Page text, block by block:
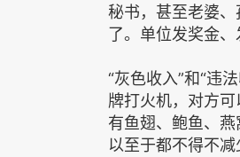
秘书，甚至老婆
了。单位发奖金
“灰色收入”和“违
牌打火机，对方
有鱼翅、鲍鱼、
以至于都不得不